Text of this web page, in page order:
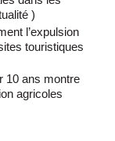
)
l’expulsion
touristiques
10 ans montre
agricoles